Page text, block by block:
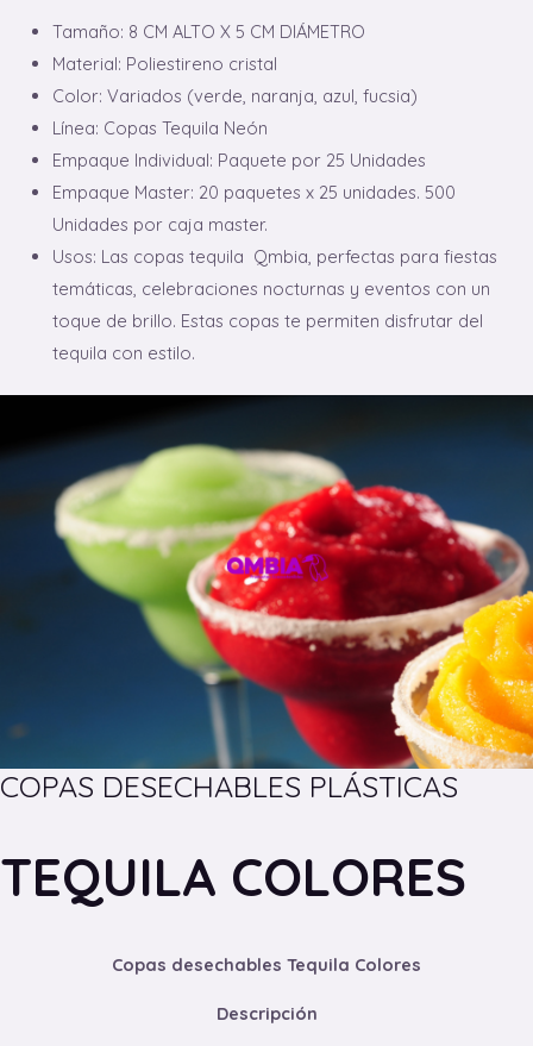
Tamaño: 8 CM ALTO X 5 CM DIÁMETRO
Material: Poliestireno cristal
Color: Variados (verde, naranja, azul, fucsia)
Línea: Copas Tequila Neón
Empaque Individual: Paquete por 25 Unidades
Empaque Master: 20 paquetes x 25 unidades. 500
Unidades por caja master.
Usos: Las copas tequila Qmbia, perfectas para fiestas
temáticas, celebraciones nocturnas y eventos con un
toque de brillo. Estas copas te permiten disfrutar del
tequila con estilo.
COPAS DESECHABLES PLÁSTICAS
TEQUILA COLORES
Copas desechables Tequila Colores
Descripción